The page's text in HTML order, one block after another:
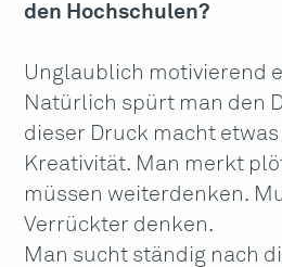
den Hochschulen?
Unglaublich motivierend
Natürlich spürt man den
dieser Druck macht
Kreativität. Man merkt
müssen weiterdenken.
Verrückter denken.
Man sucht ständig nach